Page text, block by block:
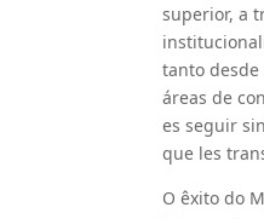
superior, a
tanto
áreas de
es seguir
que les
O êxito do